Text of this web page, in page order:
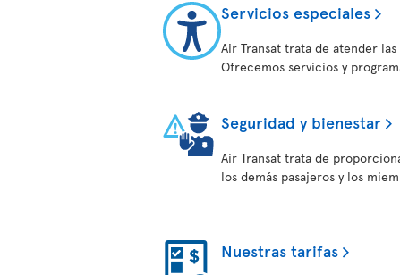
Servicios especiales
Air Transat trata de atender
Ofrecemos servicios y
Seguridad y bienestar
Air Transat trata de
los demás pasajeros y los
Nuestras tarifas